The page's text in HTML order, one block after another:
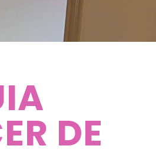
DE